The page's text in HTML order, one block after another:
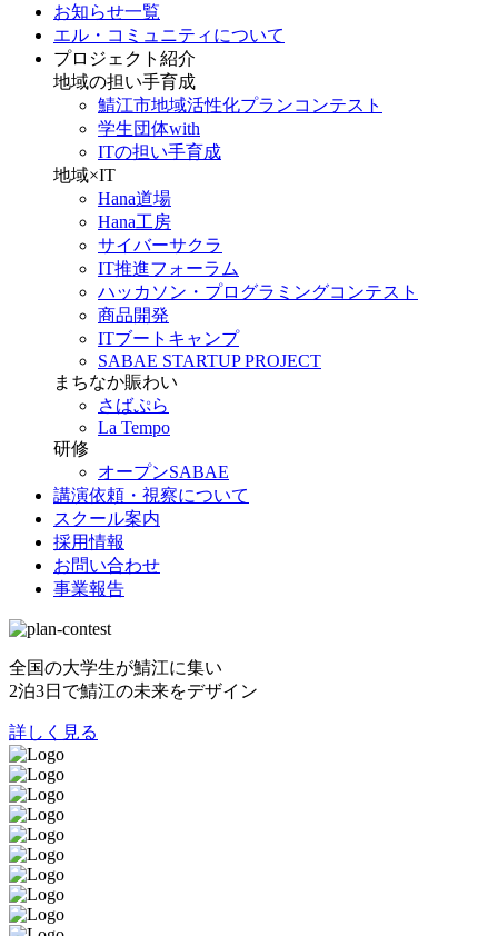
お知らせ一覧
エル・コミュニティについて
プロジェクト紹介
地域の担い手育成
鯖江市地域活性化プランコンテスト
学生団体with
ITの担い手育成
地域×IT
Hana道場
Hana工房
サイバーサクラ
IT推進フォーラム
ハッカソン・プログラミングコンテスト
商品開発
ITブートキャンプ
SABAE STARTUP PROJECT
まちなか賑わい
さばぷら
La Tempo
研修
オープンSABAE
講演依頼・視察について
スクール案内
採用情報
お問い合わせ
事業報告
全国の大学生が鯖江に集い
2泊3日で鯖江の未来をデザイン
詳しく見る